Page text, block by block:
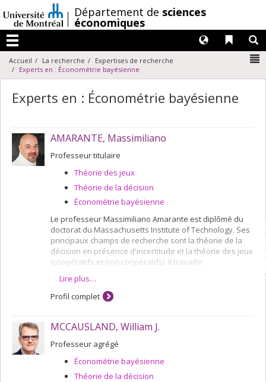
au
contenu
/Département de sciences
économiques
Menu
Liens
Langues
Accueil La recherche
Expertises de recherche
Experts en : Économétrie bayésienne
Experts en : Économétrie bayésienne
AMARANTE, Massimiliano
Professeur titulaire
Théorie des jeux
Théorie de la décision
Économétrie bayésienne
Le professeur Massimiliano Amarante est diplômé du
doctorat du Massachusetts Institute of Technology. Ses
principaux champs de recherche sont la théorie de la
décision en présence d'incertitude et la théorie des jeux
(coopératifs et non coopératifs). Il travaille
des théories non additives de décision et sur la
statistique néo-bayesienne.
Lire plus…
Profil complet
MCCAUSLAND, William J.
Professeur agrégé
Économétrie bayésienne
Théorie de la décision